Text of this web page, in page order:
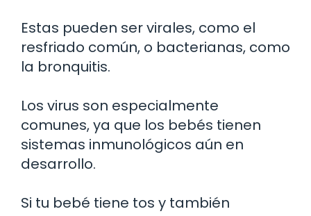
Estas pueden ser virales, como el
resfriado común, o bacterianas, como
la bronquitis.
Los virus son especialmente
comunes, ya que los bebés tienen
sistemas inmunológicos aún en
desarrollo.
Si tu bebé tiene tos y también